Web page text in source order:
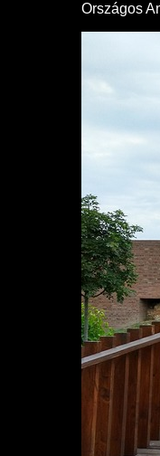
Országos